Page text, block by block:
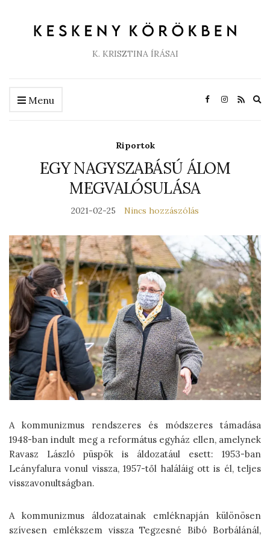
K. KRISZTINA ÍRÁSAI
Menu
Riportok
EGY NAGYSZABÁSÚ ÁLOM
MEGVALÓSULÁSA
2021-02-25 Nincs hozzászólás
A kommunizmus rendszeres és módszeres támadása
1948-ban indult meg a református egyház ellen, amelynek
Ravasz László püspök is áldozatául esett: 1953-ban
Leányfalura vonul vissza, 1957-től haláláig ott is él, teljes
visszavonultságban.
A kommunizmus áldozatainak emléknapján különösen
szívesen emlékszem vissza Tegzesné Bibó Borbálánál,